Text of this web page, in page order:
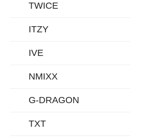
TWICE
ITZY
IVE
NMIXX
G-DRAGON
TXT